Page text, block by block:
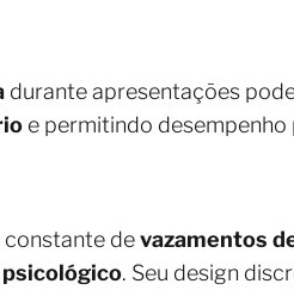
durante apresentações
e permitindo desempenho
constante devazamentos
. Seu design